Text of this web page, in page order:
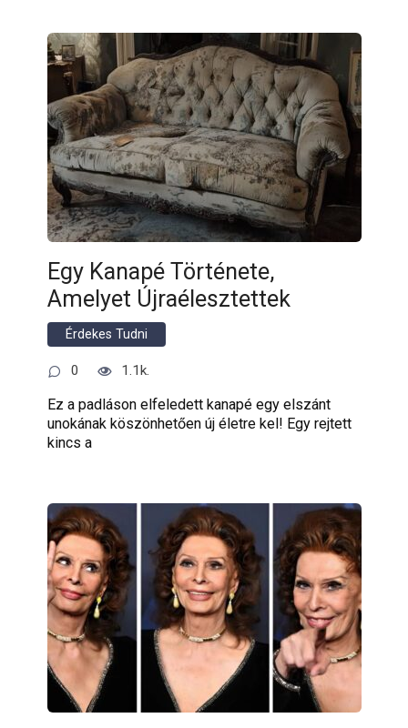
Egy Kanapé Története,
Amelyet Újraélesztettek
Érdekes Tudni
0 1.1k.
Ez a padláson elfeledett kanapé egy elszánt
unokának köszönhetően új életre kel! Egy rejtett
kincs a